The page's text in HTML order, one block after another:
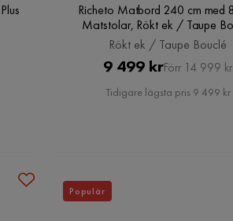
Richeto Matbord 240 cm med
Matstolar, Rökt ek / Taupe
Rökt ek / Taupe Bouclé
Pris
9 499 krOriginal
Pris
Förr 14 999 kr
Tidigare lägsta pris 9 499 kr
Populär